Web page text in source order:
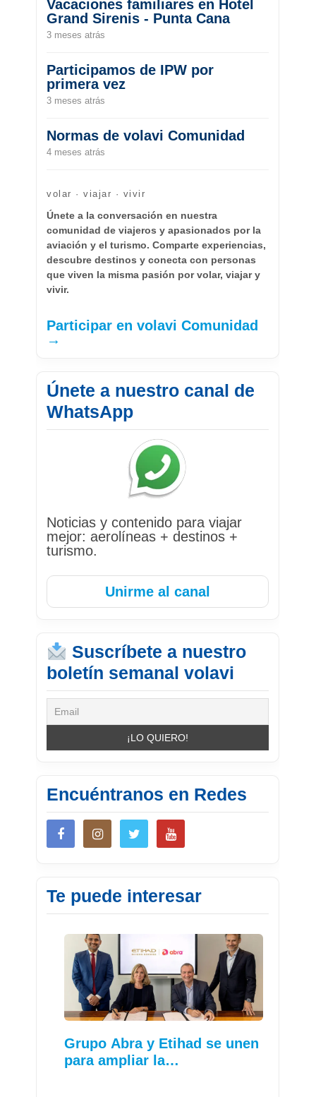
Vacaciones familiares en Hotel
Grand Sirenis - Punta Cana
3 meses atrás
Participamos de IPW por
primera vez
3 meses atrás
Normas de volavi Comunidad
4 meses atrás
volar · viajar · vivir
Únete a la conversación en nuestra
comunidad de viajeros y apasionados por la
aviación y el turismo. Comparte experiencias,
descubre destinos y conecta con personas
que viven la misma pasión por volar, viajar y
vivir.
Participar en volavi Comunidad
→
Únete a nuestro canal de
WhatsApp
Noticias y contenido para viajar
mejor: aerolíneas + destinos +
turismo.
Unirme al canal
Suscríbete a nuestro
boletín semanal volavi
Encuéntranos en Redes
Te puede interesar
Grupo Abra y Etihad se unen
para ampliar la…